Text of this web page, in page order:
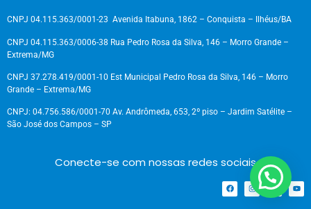
CNPJ 04.115.363/0001-23 Avenida Itabuna, 1862 – Conquista – Ilhéus/BA
CNPJ 04.115.363/0006-38 Rua Pedro Rosa da Silva, 146 – Morro Grande –
Extrema/MG
CNPJ 37.278.419/0001-10 Est Municipal Pedro Rosa da Silva, 146 – Morro
Grande – Extrema/MG
CNPJ: 04.756.586/0001-70 Av. Andrômeda, 653, 2º piso – Jardim Satélite –
São José dos Campos – SP
Conecte-se com nossas redes sociais